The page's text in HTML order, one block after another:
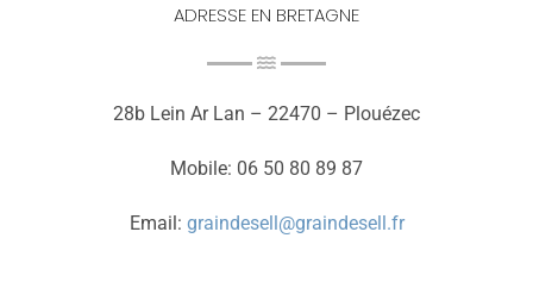
ADRESSE EN BRETAGNE
28b Lein Ar Lan – 22470 – Plouézec
Mobile: 06 50 80 89 87
Email: graindesell@graindesell.fr